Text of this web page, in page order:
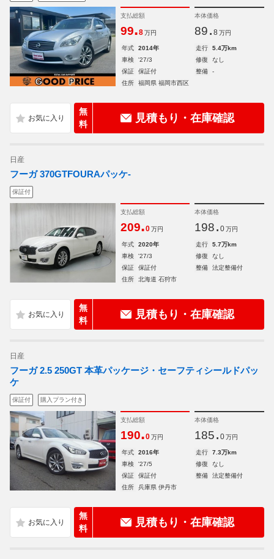
支払総額
99.8 万円
本体価格
89. 8 万円
年式 2014年 走行
5.4万km
車検
'27/3 修復
なし
保証
保証付 整備
-
住所
福岡県 福岡市西区
無
料
見積もり・在庫確認
日産
フーガ 370GTFOURAパッケ-
保証付
支払総額
209.0 万円
本体価格
198. 0 万円
年式 2020年 走行
5.7万km
車検
'27/3 修復
なし
保証
保証付 整備
法定整備付
住所
北海道 石狩市
無
料
見積もり・在庫確認
日産
フーガ 2.5 250GT 本革パッケージ・セーフティシールドパッ
ケ
保証付 購入プラン付き
支払総額
190.0 万円
本体価格
185. 0 万円
年式 2016年 走行
7.3万km
車検
'27/5 修復
なし
保証
保証付 整備
法定整備付
住所
兵庫県 伊丹市
無
料
見積もり・在庫確認